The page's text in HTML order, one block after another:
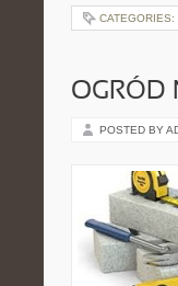
CATEGORIES:
OGRÓD
POSTED BY